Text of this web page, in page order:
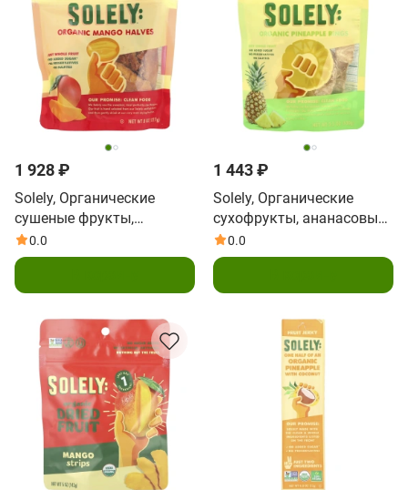
1 928 ₽
Solely, Органические
сушеные фрукты,
половинки манго, 227 г (8
унций)
0.0
1 443 ₽
Solely, Органические
сухофрукты, ананасовые
кольца, 100 г (3,5 унции)
0.0